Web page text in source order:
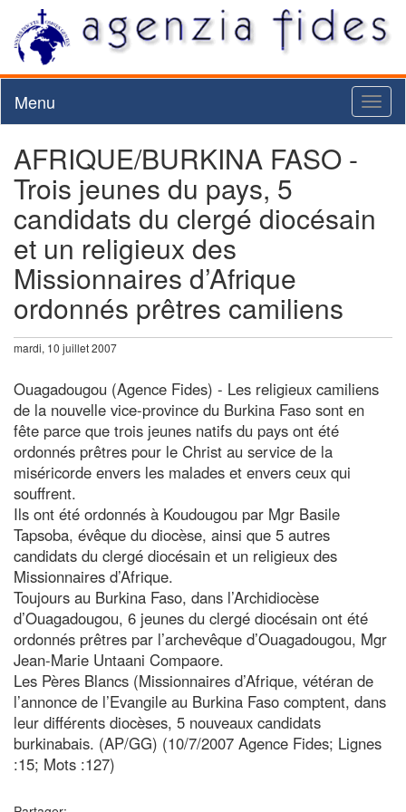
Menu
AFRIQUE/BURKINA FASO -
Trois jeunes du pays, 5
candidats du clergé diocésain
et un religieux des
Missionnaires d’Afrique
ordonnés prêtres camiliens
mardi, 10 juillet 2007
Ouagadougou (Agence Fides) - Les religieux camiliens
de la nouvelle vice-province du Burkina Faso sont en
fête parce que trois jeunes natifs du pays ont été
ordonnés prêtres pour le Christ au service de la
miséricorde envers les malades et envers ceux qui
souffrent.
Ils ont été ordonnés à Koudougou par Mgr Basile
Tapsoba, évêque du diocèse, ainsi que 5 autres
candidats du clergé diocésain et un religieux des
Missionnaires d’Afrique.
Toujours au Burkina Faso, dans l’Archidiocèse
d’Ouagadougou, 6 jeunes du clergé diocésain ont été
ordonnés prêtres par l’archevêque d’Ouagadougou, Mgr
Jean-Marie Untaani Compaore.
Les Pères Blancs (Missionnaires d’Afrique, vétéran de
l’annonce de l’Evangile au Burkina Faso comptent, dans
leur différents diocèses, 5 nouveaux candidats
burkinabais. (AP/GG) (10/7/2007 Agence Fides; Lignes
:15; Mots :127)